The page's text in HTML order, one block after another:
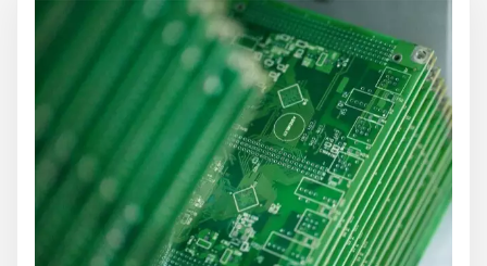
Deutsch